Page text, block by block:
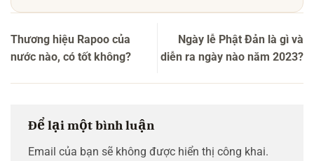
Thương hiệu Rapoo của
nước nào, có tốt không?
Ngày lễ Phật Đản là gì và
diễn ra ngày nào năm 2023?
Để lại một bình luận
Email của bạn sẽ không được hiển thị công khai.